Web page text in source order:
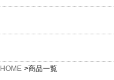
HOME 商品一覧
価格